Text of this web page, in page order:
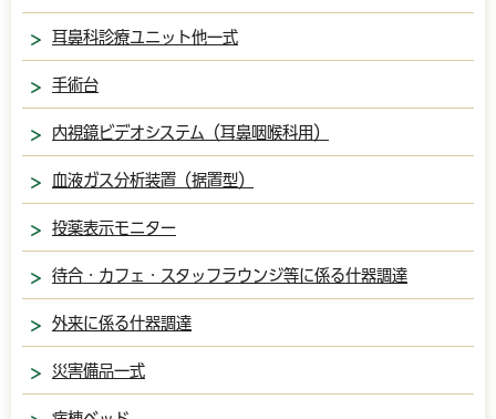
耳鼻科診療ユニット他一式
手術台
内視鏡ビデオシステム（耳鼻咽喉科用）
血液ガス分析装置（据置型）
投薬表示モニター
待合・カフェ・スタッフラウンジ等に係る什器調達
外来に係る什器調達
災害備品一式